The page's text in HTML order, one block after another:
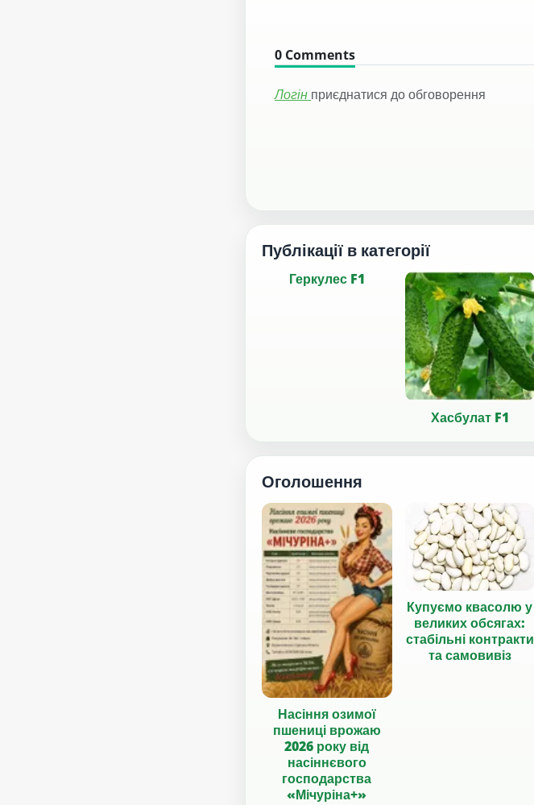
0 Comments
Логін приєднатися до обговорення
Публікації в категорії
Геркулес F1
Хасбулат F1
Оголошення
Насіння озимої
пшениці врожаю
2026 року від
насіннєвого
господарства
«Мічуріна+»
Купуємо квасолю у
великих обсягах:
стабільні контракти
та самовивіз